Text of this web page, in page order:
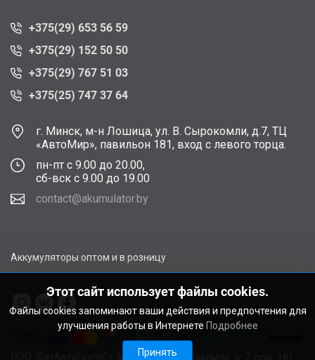
+375(29) 653 56 59
+375(29) 152 50 50
+375(29) 767 51 03
+375(25) 747 37 64
г. Минск, м-н Лошица, ул. В. Сырокомли, д.7, ТЦ
«АвтоМир», павильон 181, вход с левого торца.
пн-пт с 9.00 до 20.00,
сб-вск с 9.00 до 19.00
contact@akumulator.by
Аккумуляторы оптом и в розницу
ООО "БатАвтоГрупп" г. Минск, ул. В. Сырокомли, д. 7, пом. 181
Этот сайт использует файлы cookies.
Файлы cookies запоминают ваши действия и предпочтения для
улучшения работы в Интернете Подробнее
Принять